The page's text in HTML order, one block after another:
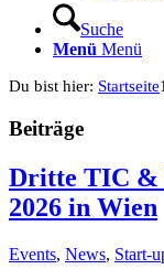
Suche
Menü Menü
Du bist hier: Startseite1
Beiträge
Dritte TIC &
2026 in Wien
Events, News, Start-